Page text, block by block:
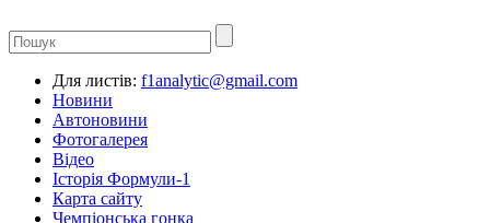
Для листів: f1analytic@gmail.com
Новини
Автоновини
Фотогалерея
Відео
Історія Формули-1
Карта сайту
Чемпіонська гонка